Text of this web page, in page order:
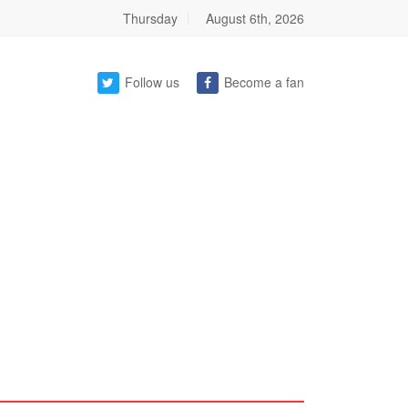
Thursday August 6th, 2026
Follow us Become a fan